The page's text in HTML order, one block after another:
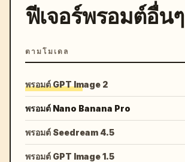
ฟีเจอร์พรอมต์อื่นๆ
ตามโมเดล
พรอมต์ GPT Image 2
พรอมต์ Nano Banana Pro
พรอมต์ Seedream 4.5
พรอมต์ GPT Image 1.5